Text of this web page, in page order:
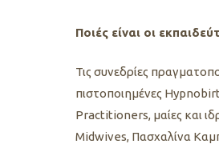
Ποιές είναι οι
Τις συνεδρίες
πιστοποιημένες
Practitioners, μαίες και
Midwives, Πασχαλίνα